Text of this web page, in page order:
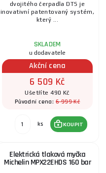
dvojitého čerpadla DTS je
inovativní patentovaný systém,
který ...
SKLADEM
u dodavatele
Akční cena
6 509 Kč
Ušetříte 490 Kč
Původní cena:6 999 Kč
ks KOUPIT
Elektrická tlaková myčka
Michelin MPX22EHDS 160 bar